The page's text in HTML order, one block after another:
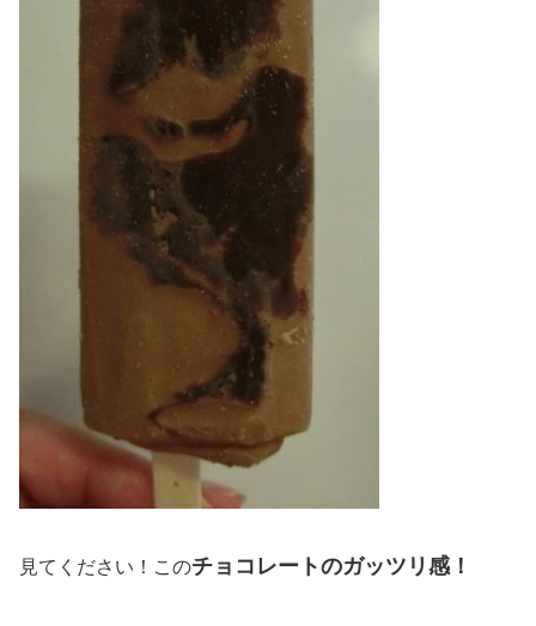
見てください！このチョコレートのガッツリ感！